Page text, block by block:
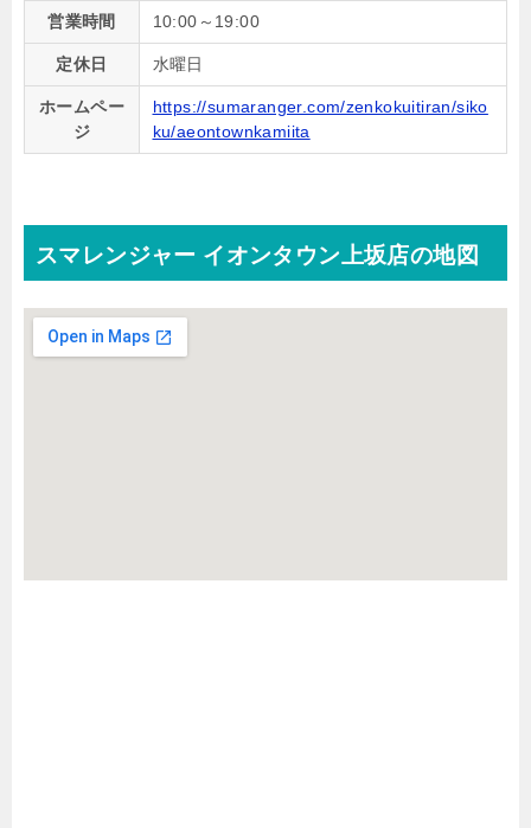
営業時間 10:00～19:00
定休日 水曜日
ホームペー
ジ
https://sumaranger.com/zenkokuitiran/siko
ku/aeontownkamiita
スマレンジャー イオンタウン上坂店の地図